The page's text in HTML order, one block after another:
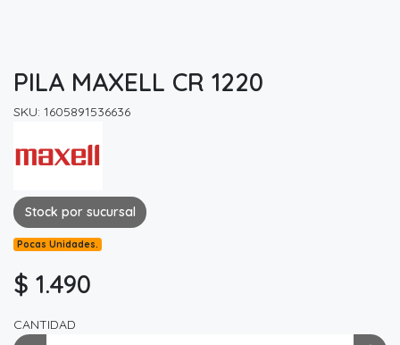
PILA MAXELL CR 1220
SKU: 1605891536636
Stock por sucursal
Pocas Unidades.
$ 1.490
CANTIDAD